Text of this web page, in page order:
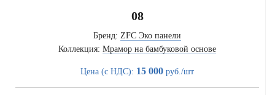
08
Бренд: ZFC Эко панели
Коллекция: Мрамор на бамбуковой основе
Цена (с НДС): 15 000 руб./шт